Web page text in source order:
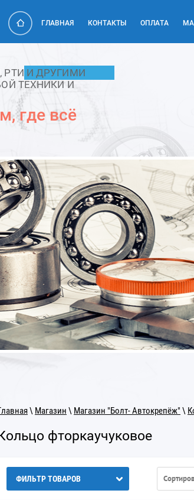
ГЛАВНАЯ КОНТАКТЫ ОПЛАТА
И ДРУГИМИ
ТЕХНИКИ И
где всё
\ Магазин \ Магазин "Болт- Автокрепёж" \
фторкаучуковое
ФИЛЬТР ТОВАРОВ